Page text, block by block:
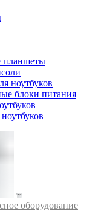
планшеты
ноутбуков
блоки питания
оборудование